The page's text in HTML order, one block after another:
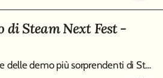
di Steam Next Fest -
Una selezione di alcune delle demo più sorprendenti di Steam Next Fest, edizione Giugno 2026, da Virtue and a Sledgehammer a Burn-9